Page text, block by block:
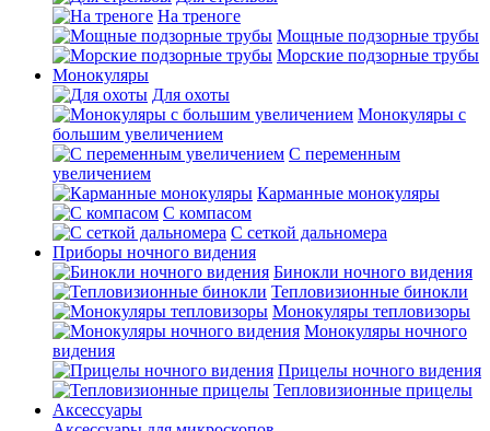
На треноге
Мощные подзорные трубы
Морские подзорные трубы
Монокуляры
Для охоты
Монокуляры с
большим увеличением
С переменным
увеличением
Карманные монокуляры
С компасом
С сеткой дальномера
Приборы ночного видения
Бинокли ночного видения
Тепловизионные бинокли
Монокуляры тепловизоры
Монокуляры ночного
видения
Прицелы ночного видения
Тепловизионные прицелы
Аксессуары